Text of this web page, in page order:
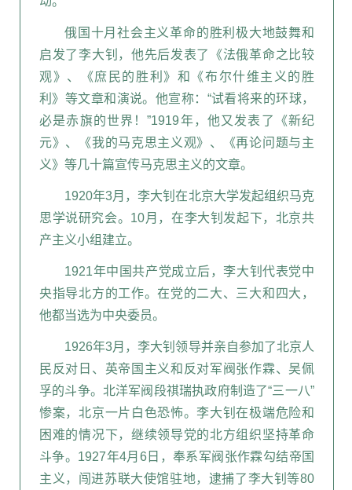
俄国十月社会主义革命的胜利极大地鼓舞和
启发了李大钊，他先后发表了《法俄革命之比较
观》、《庶民的胜利》和《布尔什维主义的胜
利》等文章和演说。他宣称：“试看将来的环球，
必是赤旗的世界！”1919年，他又发表了《新纪
元》、《我的马克思主义观》、《再论问题与主
义》等几十篇宣传马克思主义的文章。
1920年3月，李大钊在北京大学发起组织马克
思学说研究会。10月，在李大钊发起下，北京共
产主义小组建立。
1921年中国共产党成立后，李大钊代表党中
央指导北方的工作。在党的二大、三大和四大，
他都当选为中央委员。
1926年3月，李大钊领导并亲自参加了北京人
民反对日、英帝国主义和反对军阀张作霖、吴佩
孚的斗争。北洋军阀段祺瑞执政府制造了“三一八”
惨案，北京一片白色恐怖。李大钊在极端危险和
困难的情况下，继续领导党的北方组织坚持革命
斗争。1927年4月6日，奉系军阀张作霖勾结帝国
主义，闯进苏联大使馆驻地，逮捕了李大钊等80